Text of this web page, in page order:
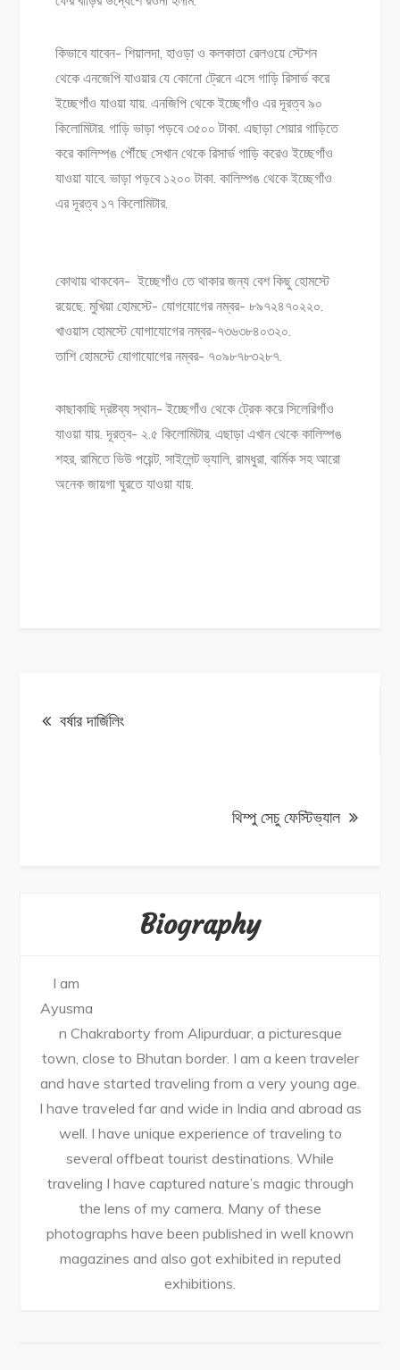
কিভাবে যাবেন- শিয়ালদা, হাওড়া ও কলকাতা রেলওয়ে স্টেশন
থেকে এনজেপি যাওয়ার যে কোনো ট্রেনে এসে গাড়ি রিসার্ভ করে
ইচ্ছেগাঁও যাওয়া যায়. এনজিপি থেকে ইচ্ছেগাঁও এর দূরত্ব ৯০
কিলোমিটার. গাড়ি ভাড়া পড়বে ৩৫০০ টাকা. এছাড়া শেয়ার গাড়িতে
করে কালিম্পঙ পৌঁছে সেখান থেকে রিসার্ভ গাড়ি করেও ইচ্ছেগাঁও
যাওয়া যাবে. ভাড়া পড়বে ১২০০ টাকা. কালিম্পঙ থেকে ইচ্ছেগাঁও
এর দূরত্ব ১৭ কিলোমিটার.
কোথায় থাকবেন- ইচ্ছেগাঁও তে থাকার জন্য বেশ কিছু হোমস্টে
রয়েছে. মুখিয়া হোমস্টে- যোগযোগের নম্বর- ৮৯৭২৪৭০২২০.
খাওয়াস হোমস্টে যোগাযোগের নম্বর-৭৩৬৩৮৪০৩২০.
তাশি হোমস্টে যোগাযোগের নম্বর- ৭০৯৮৭৮৩২৮৭.
কাছাকাছি দ্রষ্টব্য স্থান- ইচ্ছেগাঁও থেকে ট্রেক করে সিলেরিগাঁও
যাওয়া যায়. দূরত্ব- ২.৫ কিলোমিটার. এছাড়া এখান থেকে কালিম্পঙ
শহর, রামিতে ভিউ পয়েন্ট, সাইলেন্ট ভ্যালি, রামধুরা, বার্মিক সহ আরো
অনেক জায়গা ঘুরতে যাওয়া যায়.
Post
বর্ষার দার্জিলিং
থিম্পু সেচু ফেস্টিভ্যাল
Biography
I am
Ayusma
n Chakraborty from Alipurduar, a picturesque
town, close to Bhutan border. I am a keen traveler
and have started traveling from a very young age.
I have traveled far and wide in India and abroad as
well. I have unique experience of traveling to
several offbeat tourist destinations. While
traveling I have captured nature’s magic through
the lens of my camera. Many of these
photographs have been published in well known
magazines and also got exhibited in reputed
exhibitions.